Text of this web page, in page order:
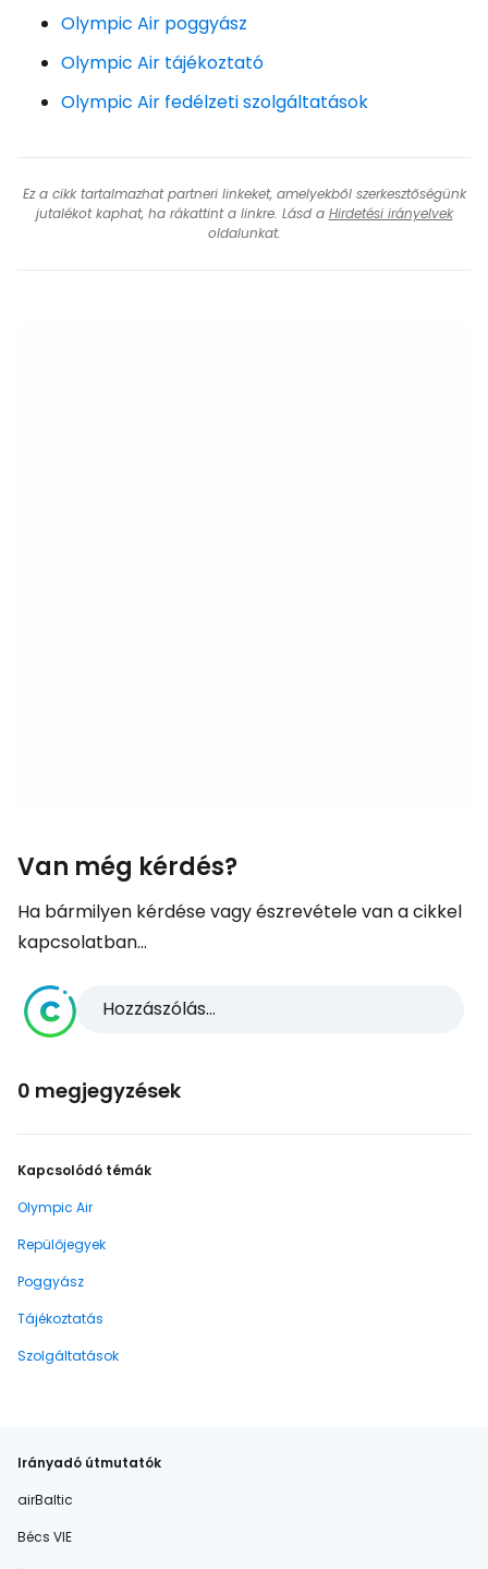
Olympic Air poggyász
Olympic Air tájékoztató
Olympic Air fedélzeti szolgáltatások
Ez a cikk tartalmazhat partneri linkeket, amelyekből szerkesztőségünk
jutalékot kaphat, ha rákattint a linkre. Lásd a Hirdetési irányelvek
oldalunkat.
Van még kérdés?
Ha bármilyen kérdése vagy észrevétele van a cikkel
kapcsolatban...
Hozzászólás...
0 megjegyzések
Kapcsolódó témák
Olympic Air
Repülőjegyek
Poggyász
Tájékoztatás
Szolgáltatások
Irányadó útmutatók
airBaltic
Bécs VIE